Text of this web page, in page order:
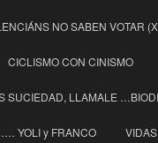
NO SABEN VOTAR
CICLISMO CON CINISMO
SUCIEDAD, LLAMALE
YOLI y FRANCO